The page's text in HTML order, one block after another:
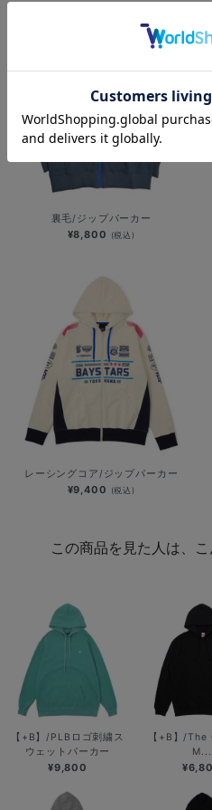
裏毛/ジップパーカー
¥8,800 (税込)
レーシングコア/ジップパーカー
¥9,400 (税込)
この商品を見た人は、
【+B】/PLBロゴ刺繍ス
ウェットパーカー
¥9,800
【+B】/
M...